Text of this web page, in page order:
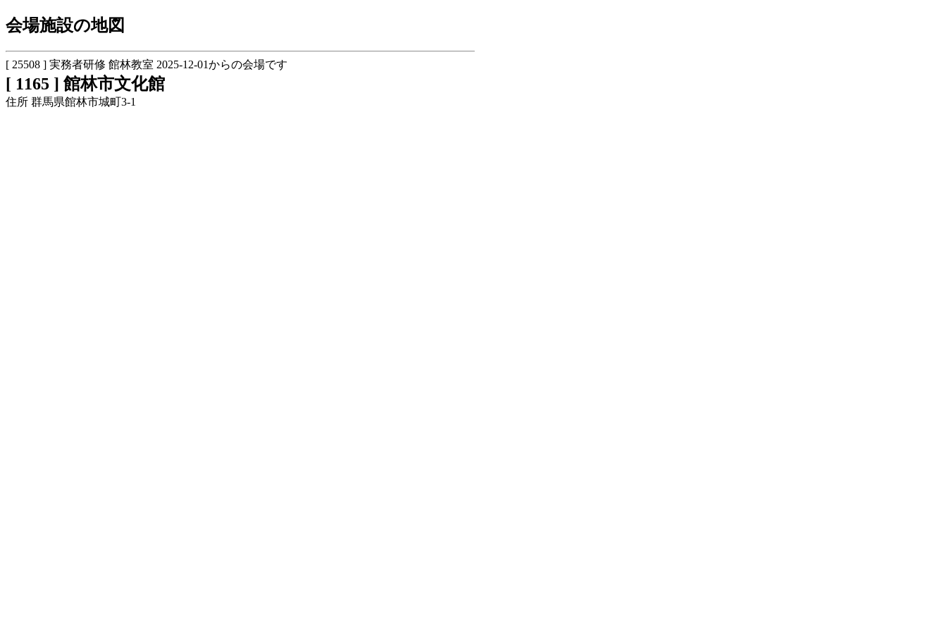
会場施設の地図
[ 25508 ] 実務者研修 館林教室 2025-12-01からの会場です
[ 1165 ] 館林市文化館
住所 群馬県館林市城町3-1